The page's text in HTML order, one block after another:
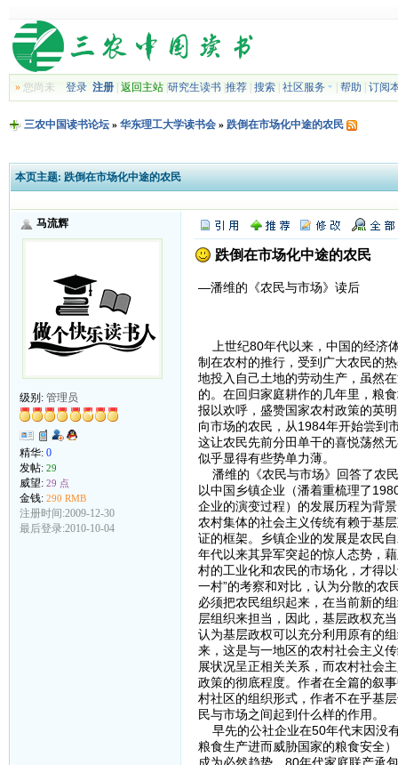
»您尚未 登录 注册| 返回主站| 研究生读书| 推荐| 搜索| 社区服务 帮助 订阅
三农中国读书论坛» 华东理工大学读书会» 跌倒在市场化中途的农民
本页主题: 跌倒在市场化中途的农民
马流辉
级别: 管理员
精华: 0
发帖: 29
威望: 29 点
金钱: 290 RMB
注册时间:2009-12-30
最后登录:2010-10-04
跌倒在市场化中途的农民
—潘维的《农民与市场》读后
上世纪80年代以来，中国的经济
制在农村的推行，受到广大农民的
地投入自己土地的劳动生产，虽然
的。在回归家庭耕作的几年里，粮
报以欢呼，盛赞国家农村政策的英
向市场的农民，从1984年开始尝到
这让农民先前分田单干的喜悦荡然
似乎显得有些势单力薄。
潘维的《农民与市场》回答了农
以中国乡镇企业（潘着重梳理了
企业的演变过程）的发展历程为背
农村集体的社会主义传统有赖于基
证的框架。乡镇企业的发展是农民
年代以来其异军突起的惊人态势，
村的工业化和农民的市场化，才得
一村”的考察和对比，认为分散的农
必须把农民组织起来，在当前新的
层组织来担当，因此，基层政权充
认为基层政权可以充分利用原有的
来，这是与一地区的农村社会主义
展状况呈正相关关系，而农村社会
政策的彻底程度。作者在全篇的叙
村社区的组织形式，作者不在乎基
民与市场之间起到什么样的作用。
早先的公社企业在50年代末因没
粮食生产进而威胁国家的粮食安全
成为必然趋势。80年代家庭联产承